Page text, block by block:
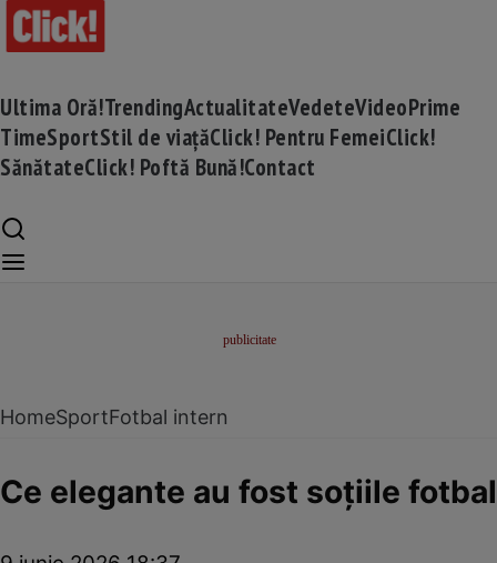
Ultima Oră!TrendingActualitateVedeteVideoPrime
TimeSportStil de viațăClick! Pentru FemeiClick!
SănătateClick! Poftă Bună!Contact
HomeSportFotbal intern
Ce elegante au fost soțiile